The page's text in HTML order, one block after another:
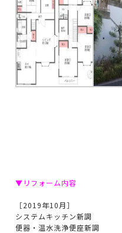
▼リフォーム内容
［2019年10月］
システムキッチン新調
便器・温水洗浄便座新調